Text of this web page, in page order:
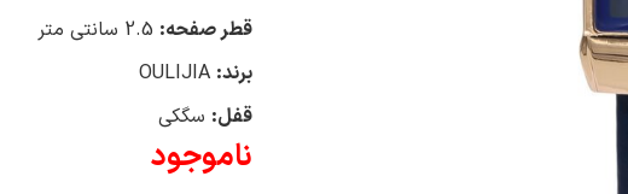
قطر صفحه:
برند:
قفل: سگکی
ناموجود